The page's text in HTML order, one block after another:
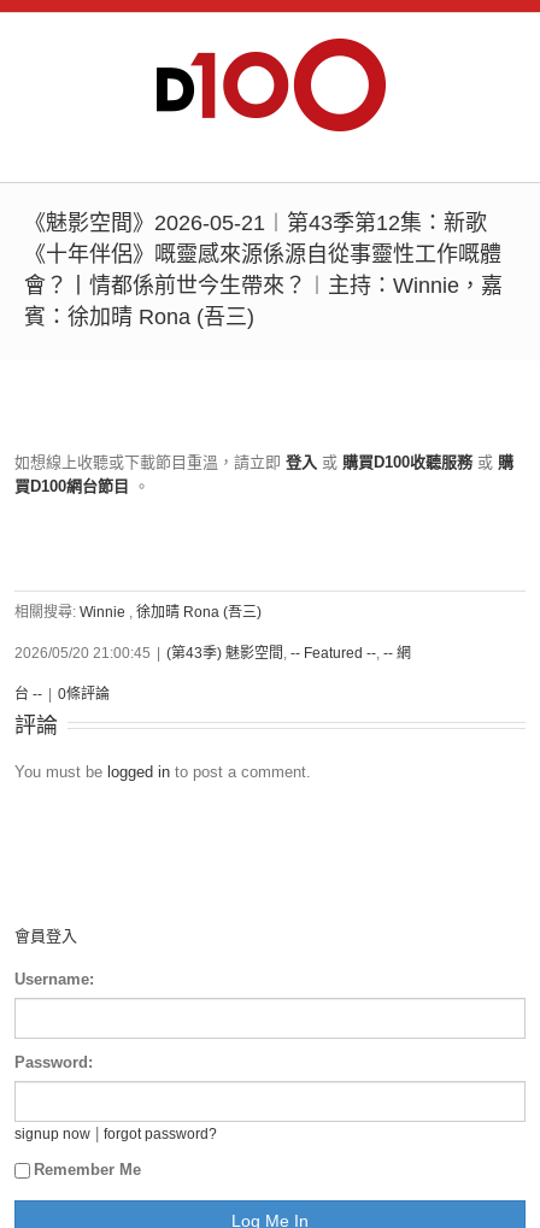
《魅影空間》2026-05-21︱第43季第12集：新歌
《十年伴侶》嘅靈感來源係源自從事靈性工作嘅體
會？丨情都係前世今生帶來？︱主持：Winnie，嘉
賓：徐加晴 Rona (吾三)
如想線上收聽或下載節目重溫，請立即 登入 或 購買D100收聽服務 或 購
買D100網台節目
。
相關搜尋: Winnie , 徐加晴 Rona (吾三)
2026/05/20 21:00:45 (第43季) 魅影空間 , -- Featured --, -- 網
台 -- 0條評論
評論
You must be logged in to post a comment.
會員登入
Username:
Password:
signup now forgot password?
Remember Me